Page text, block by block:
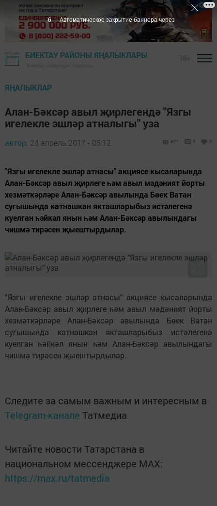
БИЕКТАУ РАЙОНЫ ЯҢАЛЫКЛАРЫ
ЯҢАЛЫКЛАР
Алан-Бәксәр авыл җирлегендә "Язгы
игелекле эшләр атналыгы" уза
автор, 24 апрель 2017 - 05:12 571 0 0
"Язгы игелекле эшләр атнасы" акциясе кысаларында
Алан-Бәксәр авыл җирлеге һәм авыл мәдәният йорты
хезмәткәрләре Алан-Бәксәр авылында Бөек Ватан
сугышында катнашкан якташларыбыз истәлегенә
куелган һәйкәл янын һәм Алан-Бәксәр авылындагы
чишмә тирәсен җыештырдылар.
"Язгы игелекле эшләр атнасы" акциясе кысаларында
Алан-Бәксәр авыл җирлеге һәм авыл мәдәният йорты
хезмәткәрләре Алан-Бәксәр авылында Бөек Ватан
сугышында катнашкан якташларыбыз истәлегенә
куелган һәйкәл янын һәм Алан-Бәксәр авылындагы
чишмә тирәсен җыештырдылар.
Следите за самым важным и интересным в
Telegram-канале Татмедиа
Читайте новости Татарстана в
национальном мессенджере MАХ:
https://max.ru/tatmedia
5 Автоматическое закрытие баннера через